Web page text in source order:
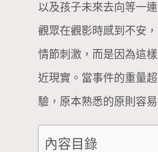
以及孩子未來去向等一
觀眾在觀影時感到不安
情節刺激，而是因為這
近現實。當事件的重量
驗，原本熟悉的原則容
內容目錄